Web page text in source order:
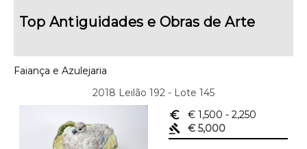
Top Antiguidades e Obras de Arte
Faiança e Azulejaria
2018 Leilão 192 - Lote 145
euro_symbol
€ 1,500 - 2,250
gavel
€ 5,000